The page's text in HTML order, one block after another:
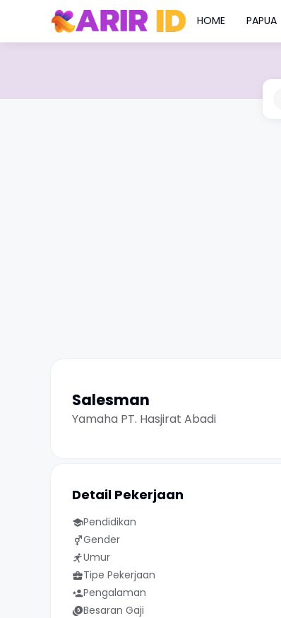
HOME PAPUA
Salesman
Yamaha PT. Hasjirat Abadi
Detail Pekerjaan
Pendidikan
Gender
Umur
Tipe Pekerjaan
Pengalaman
Besaran Gaji